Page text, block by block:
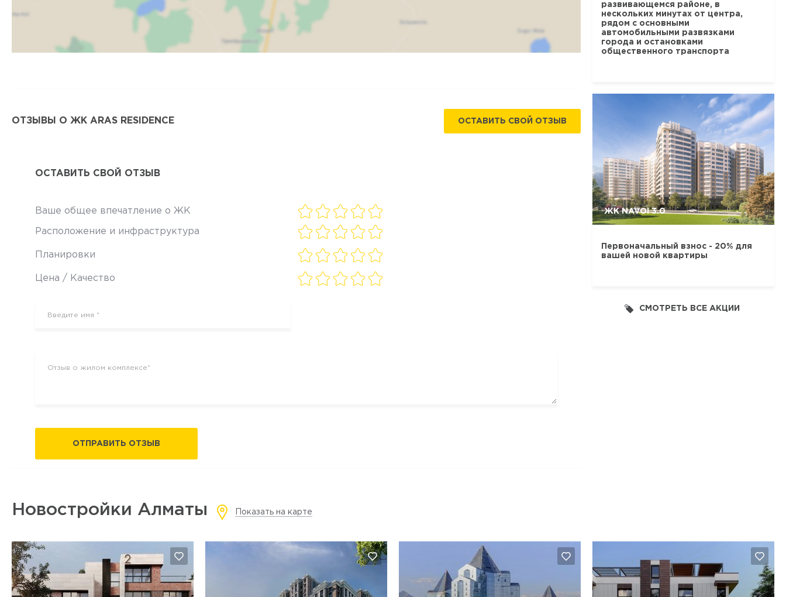
Карта Спутник
ОТЗЫВЫ О ЖК ARAS RESIDENCE ОСТАВИТЬ СВОЙ ОТЗЫВ
ОСТАВИТЬ СВОЙ ОТЗЫВ
Ваше общее впечатление о ЖК
Расположение и инфраструктура
Планировки
Цена / Качество
ОТПРАВИТЬ ОТЗЫВ
развивающемся районе, в
нескольких минутах от центра,
рядом с основными
автомобильными развязками
города и остановками
общественного транспорта
ЖК NAVOI 3.0
Первоначальный взнос - 20% для
вашей новой квартиры
СМОТРЕТЬ ВСЕ АКЦИИ
Новостройки Алматы Показать на карте